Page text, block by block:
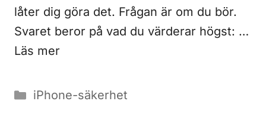
låter dig göra det. Frågan är om du bör.
Svaret beror på vad du värderar högst: …
Läs mer
Kategorier
iPhone-säkerhet